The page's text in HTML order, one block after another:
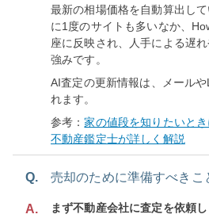
最新の相場価格を自動算出し
に1度のサイトも多いなか、
座に反映され、人手による遅
強みです。
AI査定の更新情報は、メール
れます。
参考：家の値段を知りたいと
不動産鑑定士が詳しく解説
Q. 売却のために準備すべきこ
A.
まず不動産会社に査定を依頼し